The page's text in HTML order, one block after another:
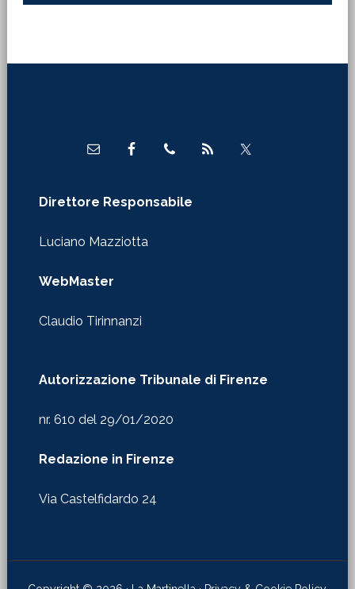
Direttore Responsabile
Luciano Mazziotta
WebMaster
Claudio Tirinnanzi
Autorizzazione Tribunale di Firenze
nr. 610 del 29/01/2020
Redazione in Firenze
Via Castelfidardo 24